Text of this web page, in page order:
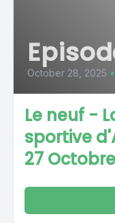
October 28, 2025 •
Le neuf -
sportive
27